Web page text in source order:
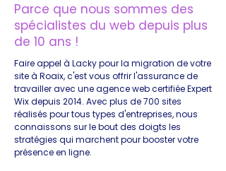
Parce que nous sommes des
spécialistes du web depuis plus
de 10 ans !
Faire appel à Lacky pour la migration de votre
site à Roaix, c'est vous offrir l'assurance de
travailler avec une agence web certifiée Expert
Wix depuis 2014. Avec plus de 700 sites
réalisés pour tous types d'entreprises, nous
connaissons sur le bout des doigts les
stratégies qui marchent pour booster votre
présence en ligne.